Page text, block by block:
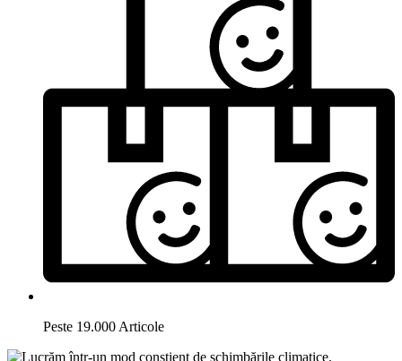
Peste 19.000 Articole